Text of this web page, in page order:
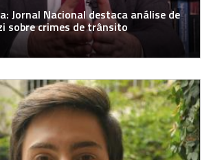
Jornal Nacional destaca análise de
sobre crimes de trânsito